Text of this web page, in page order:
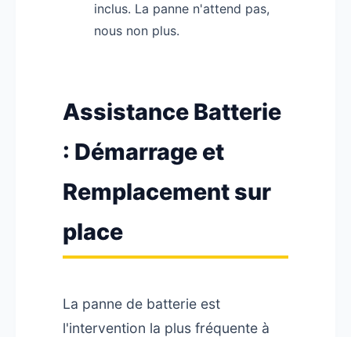
inclus. La panne n'attend pas,
nous non plus.
Assistance Batterie
: Démarrage et
Remplacement sur
place
La panne de batterie est
l'intervention la plus fréquente à